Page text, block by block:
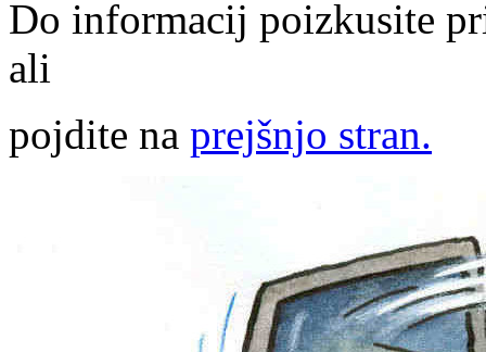
Do informacij poizkusite
ali
pojdite na prejšnjo stran.